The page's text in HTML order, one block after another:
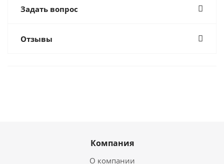
Задать вопрос
Отзывы
Компания
О компании